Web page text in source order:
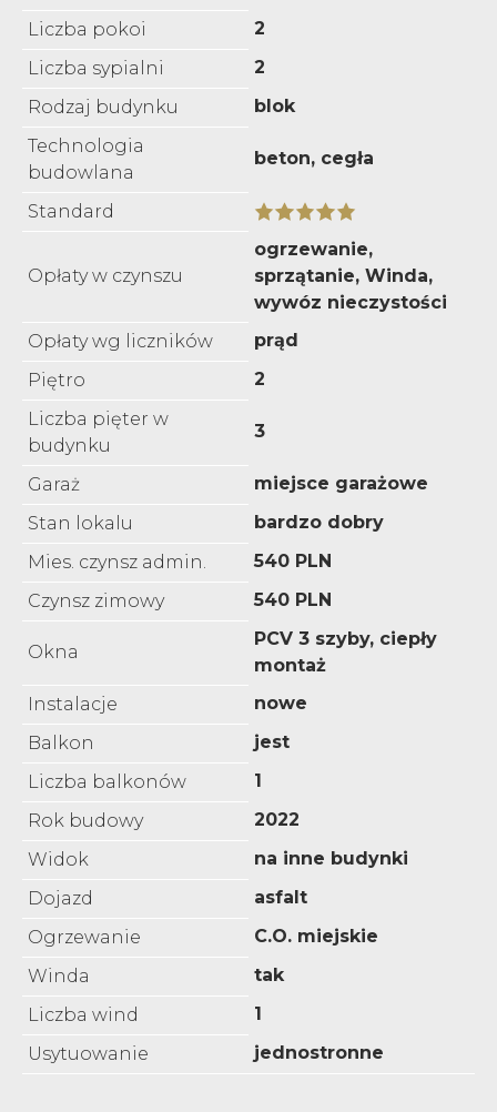
Liczba pokoi
2
Liczba sypialni
2
Rodzaj budynku
blok
Technologia
budowlana
beton, cegła
Standard
Opłaty w czynszu
ogrzewanie,
sprzątanie, Winda,
wywóz nieczystości
Opłaty wg liczników
prąd
Piętro
2
Liczba pięter w
budynku
3
Garaż
miejsce garażowe
Stan lokalu
bardzo dobry
Mies. czynsz admin.
540 PLN
Czynsz zimowy
540 PLN
Okna
PCV 3 szyby, ciepły
montaż
Instalacje
nowe
Balkon
jest
Liczba balkonów
1
Rok budowy
2022
Widok
na inne budynki
Dojazd
asfalt
Ogrzewanie
C.O. miejskie
Winda
tak
Liczba wind
1
Usytuowanie
jednostronne